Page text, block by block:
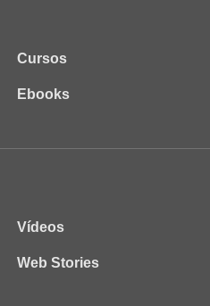
Cursos
Ebooks
Vídeos
Web Stories